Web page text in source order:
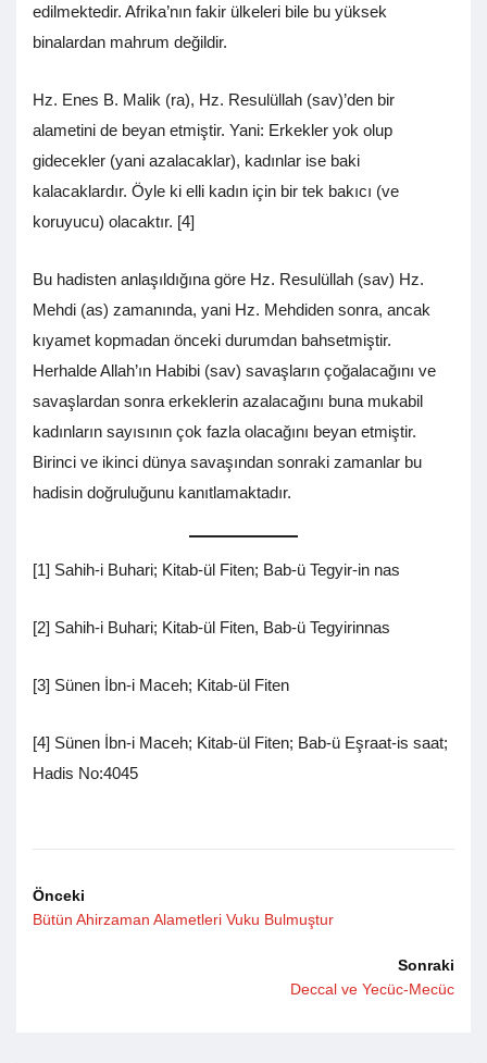
edilmektedir. Afrika’nın fakir ülkeleri bile bu yüksek
binalardan mahrum değildir.
Hz. Enes B. Malik (ra), Hz. Resulüllah (sav)’den bir
alametini de beyan etmiştir. Yani: Erkekler yok olup
gidecekler (yani azalacaklar), kadınlar ise baki
kalacaklardır. Öyle ki elli kadın için bir tek bakıcı (ve
koruyucu) olacaktır. [4]
Bu hadisten anlaşıldığına göre Hz. Resulüllah (sav) Hz.
Mehdi (as) zamanında, yani Hz. Mehdiden sonra, ancak
kıyamet kopmadan önceki durumdan bahsetmiştir.
Herhalde Allah’ın Habibi (sav) savaşların çoğalacağını ve
savaşlardan sonra erkeklerin azalacağını buna mukabil
kadınların sayısının çok fazla olacağını beyan etmiştir.
Birinci ve ikinci dünya savaşından sonraki zamanlar bu
hadisin doğruluğunu kanıtlamaktadır.
[1] Sahih-i Buhari; Kitab-ül Fiten; Bab-ü Tegyir-in nas
[2] Sahih-i Buhari; Kitab-ül Fiten, Bab-ü Tegyirinnas
[3] Sünen İbn-i Maceh; Kitab-ül Fiten
[4] Sünen İbn-i Maceh; Kitab-ül Fiten; Bab-ü Eşraat-is saat;
Hadis No:4045
Önceki
Bütün Ahirzaman Alametleri Vuku Bulmuştur
Sonraki
Deccal ve Yecüc-Mecüc